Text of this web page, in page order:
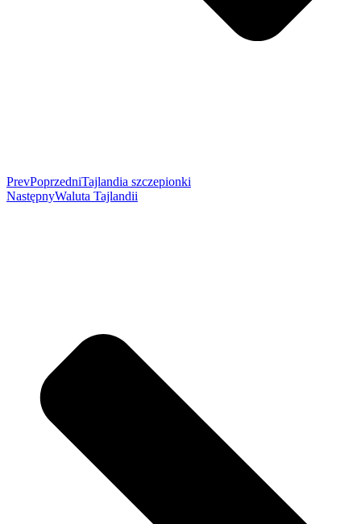
PrevPoprzedniTajlandia szczepionki
NastępnyWaluta Tajlandii